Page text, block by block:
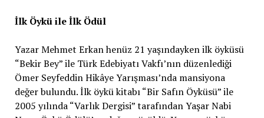
İlk Öykü ile İlk Ödül
Yazar Mehmet Erkan henüz 21 yaşındayken ilk öyküsü
“Bekir Bey” ile Türk Edebiyatı Vakfı’nın düzenlediği
Ömer Seyfeddin Hikâye Yarışması’nda mansiyona
değer bulundu. İlk öykü kitabı “Bir Safın Öyküsü” ile
2005 yılında “Varlık Dergisi” tarafından Yaşar Nabi